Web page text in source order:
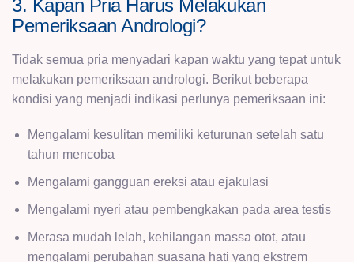
3. Kapan Pria Harus Melakukan
Pemeriksaan Andrologi?
Tidak semua pria menyadari kapan waktu yang tepat untuk
melakukan pemeriksaan andrologi. Berikut beberapa
kondisi yang menjadi indikasi perlunya pemeriksaan ini:
Mengalami kesulitan memiliki keturunan setelah satu
tahun mencoba
Mengalami gangguan ereksi atau ejakulasi
Mengalami nyeri atau pembengkakan pada area testis
Merasa mudah lelah, kehilangan massa otot, atau
mengalami perubahan suasana hati yang ekstrem